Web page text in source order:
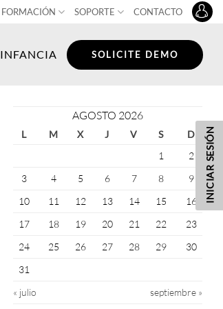
FORMACIÓN SOPORTE CONTACTO
INFANCIA SOLICITE DEMO
AGOSTO 2026
L M X J V S
D
1
2
3
4 5 6 7 8
9
10
11 12 13 14 15
16
17
18 19 20 21 22
23
24
25 26 27 28 29
30
31
« julio
septiembre »
INICIAR SESIÓN